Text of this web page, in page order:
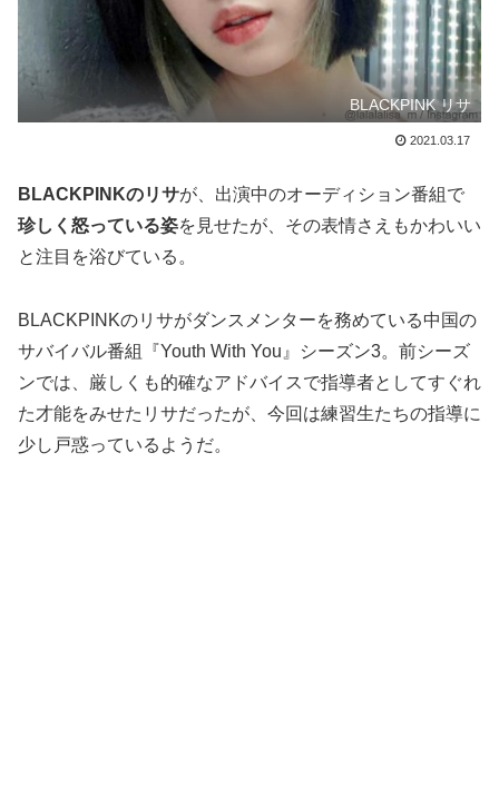
BLACKPINK リサ
2021.03.17
BLACKPINKのリサが、出演中のオーディション番組で
珍しく怒っている姿を見せたが、その表情さえもかわいい
と注目を浴びている。
BLACKPINKのリサがダンスメンターを務めている中国の
サバイバル番組『Youth With You』シーズン3。前シーズ
ンでは、厳しくも的確なアドバイスで指導者としてすぐれ
た才能をみせたリサだったが、今回は練習生たちの指導に
少し戸惑っているようだ。